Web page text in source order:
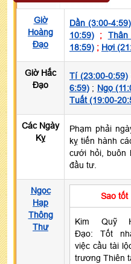
Giờ
Hoàng
Đạo
Dần (3:00-4:59)
10:59) ; Thân
18:59) ; Hợi
Giờ Hắc
Đạo
Tí (23:00-0:59)
6:59) ; Ngọ
Tuất (19:00-
Các Ngày
Kỵ
Phạm phải
kỵ tiến hành
cưới hỏi, buôn
đầu tư.
Ngọc
Hạp
Thông
Thư
Sao tốt
Kim Quỹ
Đạo: Tốt
việc cầu tài
trương Thiên